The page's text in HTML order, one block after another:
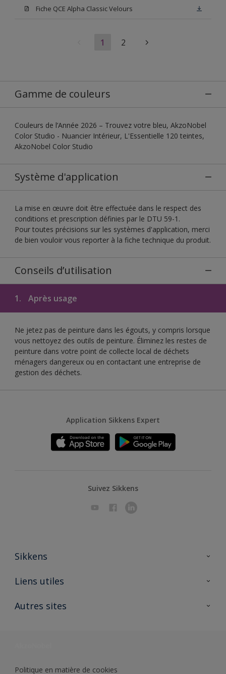
Fiche QCE Alpha Classic Velours
1 2
Gamme de couleurs
Couleurs de l’Année 2026 – Trouvez votre bleu, AkzoNobel
Color Studio - Nuancier Intérieur, L'Essentielle 120 teintes,
AkzoNobel Color Studio
Système d'application
La mise en œuvre doit être effectuée dans le respect des
conditions et prescription définies par le DTU 59-1.
Pour toutes précisions sur les systèmes d'application, merci
de bien vouloir vous reporter à la fiche technique du produit.
Conseils d’utilisation
1. Après usage
Ne jetez pas de peinture dans les égouts, y compris lorsque
vous nettoyez des outils de peinture. Éliminez les restes de
peinture dans votre point de collecte local de déchets
ménagers dangereux ou en contactant une entreprise de
gestion des déchets.
Application Sikkens Expert
Suivez Sikkens
Sikkens
A propos de Sikkens
Liens utiles
Ouvrir un magasin PASS
Autres sites
Politique en matière de cookies